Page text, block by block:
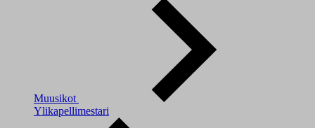
Muusikot
Ylikapellimestari